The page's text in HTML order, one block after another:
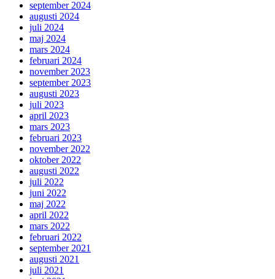
september 2024
augusti 2024
juli 2024
maj 2024
mars 2024
februari 2024
november 2023
september 2023
augusti 2023
juli 2023
april 2023
mars 2023
februari 2023
november 2022
oktober 2022
augusti 2022
juli 2022
juni 2022
maj 2022
april 2022
mars 2022
februari 2022
september 2021
augusti 2021
juli 2021